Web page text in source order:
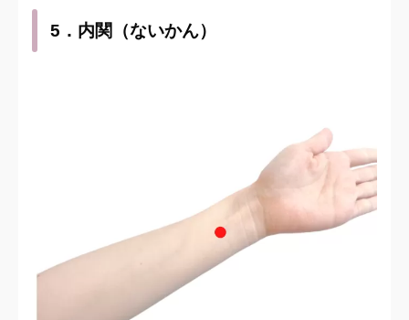
5．内関（ないかん）